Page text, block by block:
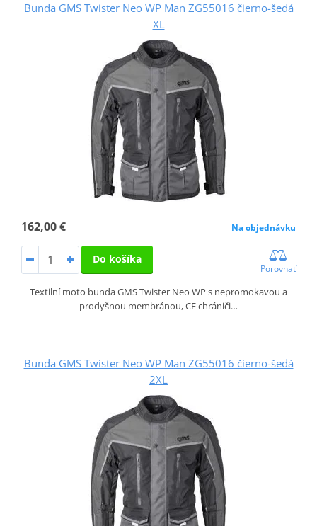
Bunda GMS Twister Neo WP Man ZG55016 čierno-šedá
XL
162,00 € Na objednávku
Do košíka
Porovnať
Textilní moto bunda GMS Twister Neo WP s nepromokavou a
prodyšnou membránou, CE chrániči…
Bunda GMS Twister Neo WP Man ZG55016 čierno-šedá
2XL